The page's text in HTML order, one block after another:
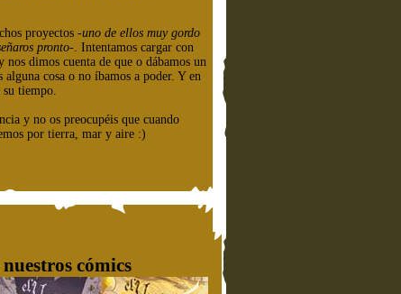
proyectos -uno de ellos muy gordo
pronto-. Intentamos cargar con
nos dimos cuenta de que o dábamos un
alguna cosa o no íbamos a poder. Y en
su tiempo.
y no os preocupéis que cuando
por tierra, mar y aire :)
nuestros cómics